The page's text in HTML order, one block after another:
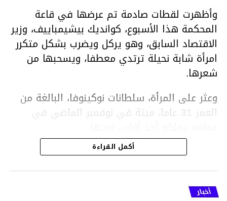
وأظهرت لقطات صادمة تم عرضها في قاعة
المحكمة هذا الأسبوع، كوانديك بيشيمباييف، وزير
الاقتصاد السابق، وهو يركل ويضرب بشكل متكرر
امرأة شابة نحيلة ترتدي معطفا، ويسحبها من
شعرها.
وعثر على المرأة، سلطانات نوكينوفا، البالغة من
العمر 31 عاما، ميتة في نوفمبر الماضي في
ووفقا لتقرير الطبيب الشرعي، توفيت نوكينوفا
متأثرة بصدمة في الدماغ، وكانت إحدى عظام
أنفها مكسورة وكانت هناك كدمات متعددة على
وجهها ورأسها وذراعيها ويديها.
أكمل القراءة
أخبار